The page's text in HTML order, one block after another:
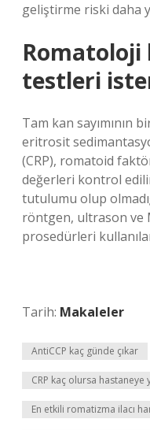
geliştirme riski daha
Romatoloji
testleri
Tam kan sayımının
eritrosit
(CRP), romatoid
değerleri kontrol
tutulumu olup
röntgen, ultrason ve
prosedürleri
Tarih: Makaleler
AntiCCP kaç günde çıkar
CRP kaç olursa hastaneye
En etkili romatizma ilacı